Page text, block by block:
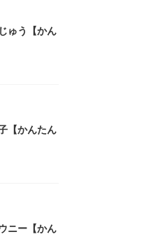
ゅう【かん
【かんたん
ニー【かん